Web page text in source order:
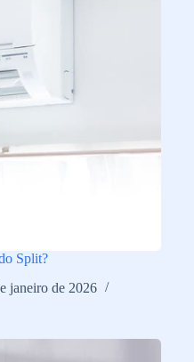
Split?
janeiro de 2026